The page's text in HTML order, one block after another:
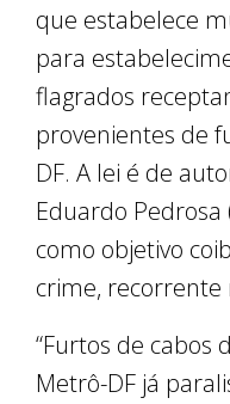
que estabelece
para
flagrados
provenientes de
DF. A lei é de
Eduardo
como objetivo
crime, recorrente
“Furtos de cabos
Metrô-DF já